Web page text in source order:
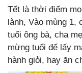
Tết là thời điểm
lành, Vào mùng 1,
tuổi ông bà, cha
mừng tuổi để lấy
hành giỏi, hay ăn